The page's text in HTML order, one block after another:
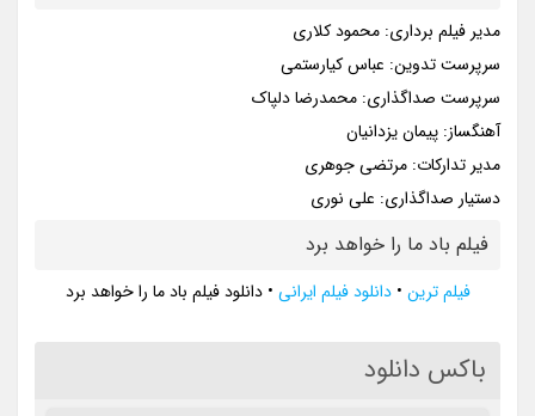
مدیر فیلم برداری: محمود کلاری
سرپرست تدوین: عباس کیارستمی
سرپرست صداگذاری: محمدرضا دلپاک
آهنگساز: پیمان یزدانیان
مدیر تدارکات: مرتضی جوهری
دستیار صداگذاری: علی نوری
فیلم باد ما را خواهد برد
فیلم ترین •دانلود فیلم ایرانی •دانلود فیلم باد ما را خواهد برد
باکس دانلود